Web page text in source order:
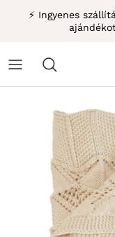
Átugrás⚡ Ingyenes